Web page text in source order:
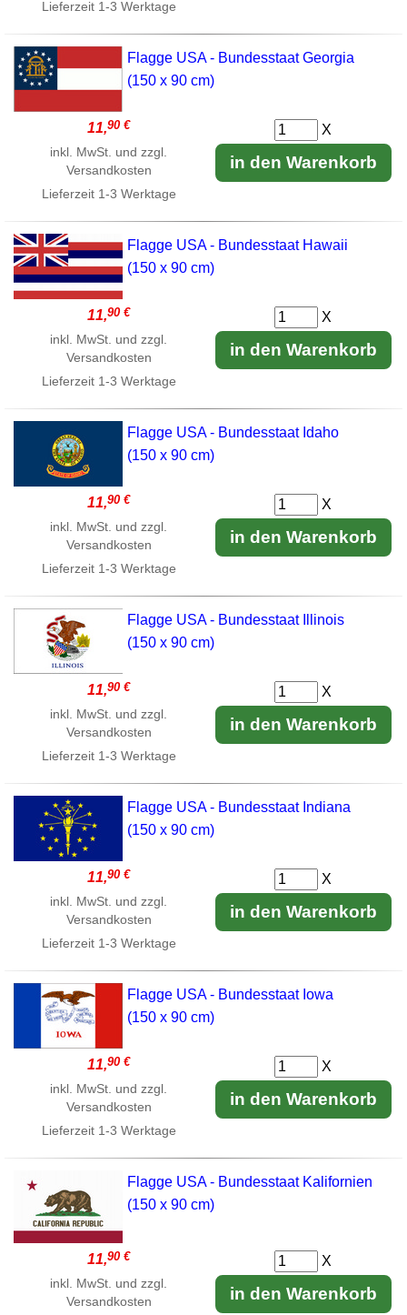
Lieferzeit 1-3 Werktage
Flagge USA - Bundesstaat Georgia
(150 x 90 cm)
11,90 €
inkl. MwSt. und zzgl.
Versandkosten
Lieferzeit 1-3 Werktage
X
in den Warenkorb
Flagge USA - Bundesstaat Hawaii
(150 x 90 cm)
11,90 €
inkl. MwSt. und zzgl.
Versandkosten
Lieferzeit 1-3 Werktage
X
in den Warenkorb
Flagge USA - Bundesstaat Idaho
(150 x 90 cm)
11,90 €
inkl. MwSt. und zzgl.
Versandkosten
Lieferzeit 1-3 Werktage
X
in den Warenkorb
Flagge USA - Bundesstaat Illinois
(150 x 90 cm)
11,90 €
inkl. MwSt. und zzgl.
Versandkosten
Lieferzeit 1-3 Werktage
X
in den Warenkorb
Flagge USA - Bundesstaat Indiana
(150 x 90 cm)
11,90 €
inkl. MwSt. und zzgl.
Versandkosten
Lieferzeit 1-3 Werktage
X
in den Warenkorb
Flagge USA - Bundesstaat Iowa
(150 x 90 cm)
11,90 €
inkl. MwSt. und zzgl.
Versandkosten
Lieferzeit 1-3 Werktage
X
in den Warenkorb
Flagge USA - Bundesstaat Kalifornien
(150 x 90 cm)
11,90 €
inkl. MwSt. und zzgl.
Versandkosten
X
in den Warenkorb